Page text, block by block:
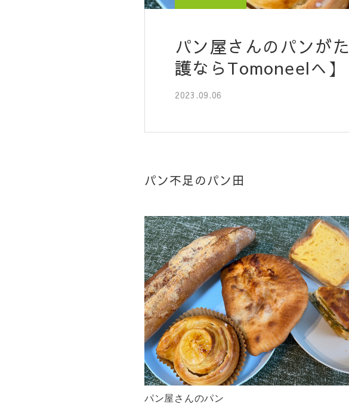
パン屋さんのパンが
護ならTomoneelへ】
2023.09.06
パン不足のパン田
パン屋さんのパン